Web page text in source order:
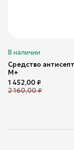
В наличии
Средство
М+
1 452,00₽
2 160,00₽